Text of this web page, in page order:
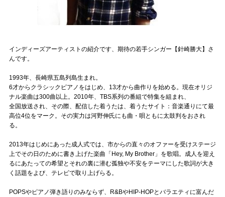
ぶいクラ！by muevo
ぶいコミュ！by muevo
ぶいマガ！ by muevo
Follow us
Official SNS
インディーズアーティストの紹介です、期待の若手シンガー【針崎勝大】さ
んです。
1993年、長崎県五島列島生まれ。
6才からクラシックピアノをはじめ、13才から曲作りを始める。現在オリジ
ナル楽曲は300曲以上。2010年、TBS系列の番組で特集を組まれ、
全国放送され、その際、配信した着うたは、着うたサイト：音楽通りにて最
高位4位をマーク。その実力は河野伸氏にも曲・唄ともに太鼓判をおされ
る。
2013年はじめにあった成人式では、市からの直々のオファーを受けステージ
上でその日のために書き上げた楽曲「Hey, My Brother」を歌唱。成人を迎え
るにあたっての希望とそれの裏に潜む孤独や不安をテーマにした歌詞が大き
く話題をよび、テレビで取り上げらる。
POPSやピアノ弾き語りのみならず、R&BやHIP-HOPとバラエティに富んだ